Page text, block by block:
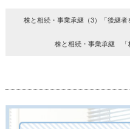
株と相続・事業承継（3）「後継者
株と相続・事業承継 「